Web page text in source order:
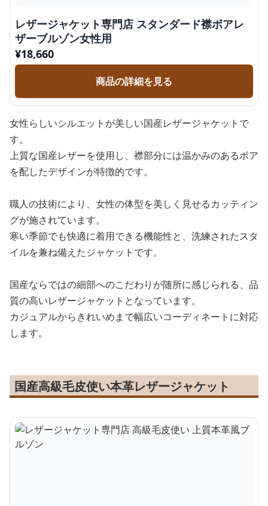
レザージャケット専門店 スタンダード襟ボアレ
ザーブルゾン女性用
¥18,660
商品の詳細を見る
女性らしいシルエットが美しい国産レザージャケットで
す。
上質な国産レザーを使用し、襟部分には温かみのあるボア
を配したデザインが特徴的です。
職人の技術により、女性の体型を美しく見せるカッティン
グが施されています。
寒い季節でも快適に着用できる機能性と、洗練されたスタ
イルを兼ね備えたジャケットです。
国産ならではの細部へのこだわりが随所に感じられる、品
質の高いレザージャケットとなっています。
カジュアルからきれいめまで幅広いコーディネートに対応
します。
国産高級毛皮使い本革レザージャケット